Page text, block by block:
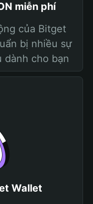
miễn phí
của Bitget
bị nhiều sự
dành cho bạn
Wallet